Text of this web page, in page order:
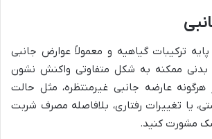
ترکیبات گیاهیه و معمولاً عوارض جانبی
بدنی ممکنه به شکل متفاوتی واکنش نشون
عارضه جانبی غیرمنتظره، مثل حالت
یا تغییرات رفتاری، بلافاصله مصرف شربت
مشورت کنید.